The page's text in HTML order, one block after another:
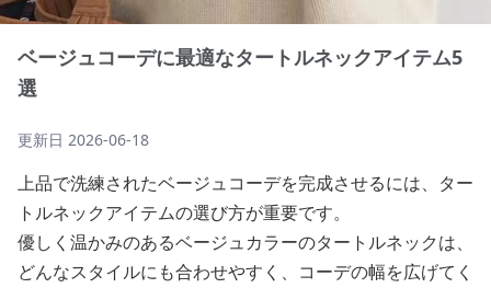
ベージュコーデに最適なタートルネックアイテム5
選
更新日 2026-06-18
上品で洗練されたベージュコーデを完成させるには、ター
トルネックアイテムの選び方が重要です。
優しく温かみのあるベージュカラーのタートルネックは、
どんなスタイルにも合わせやすく、コーデの幅を広げてく